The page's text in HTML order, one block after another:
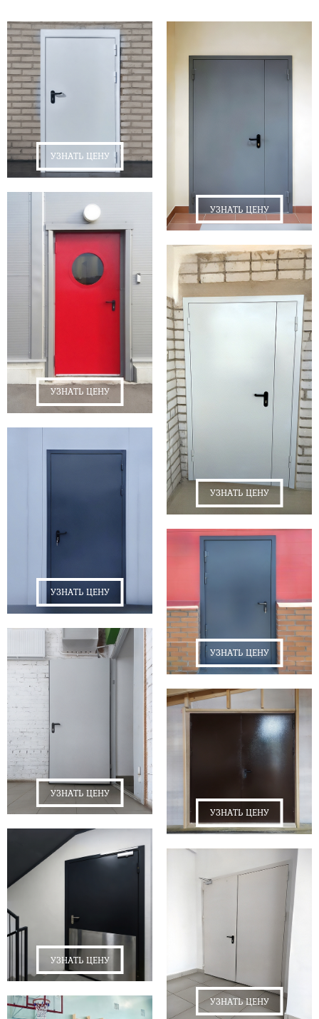
УЗНАТЬ ЦЕНУ
УЗНАТЬ ЦЕНУ
УЗНАТЬ ЦЕНУ
УЗНАТЬ ЦЕНУ
УЗНАТЬ ЦЕНУ
УЗНАТЬ ЦЕНУ
УЗНАТЬ ЦЕНУ
УЗНАТЬ ЦЕНУ
УЗНАТЬ ЦЕНУ
УЗНАТЬ ЦЕНУ